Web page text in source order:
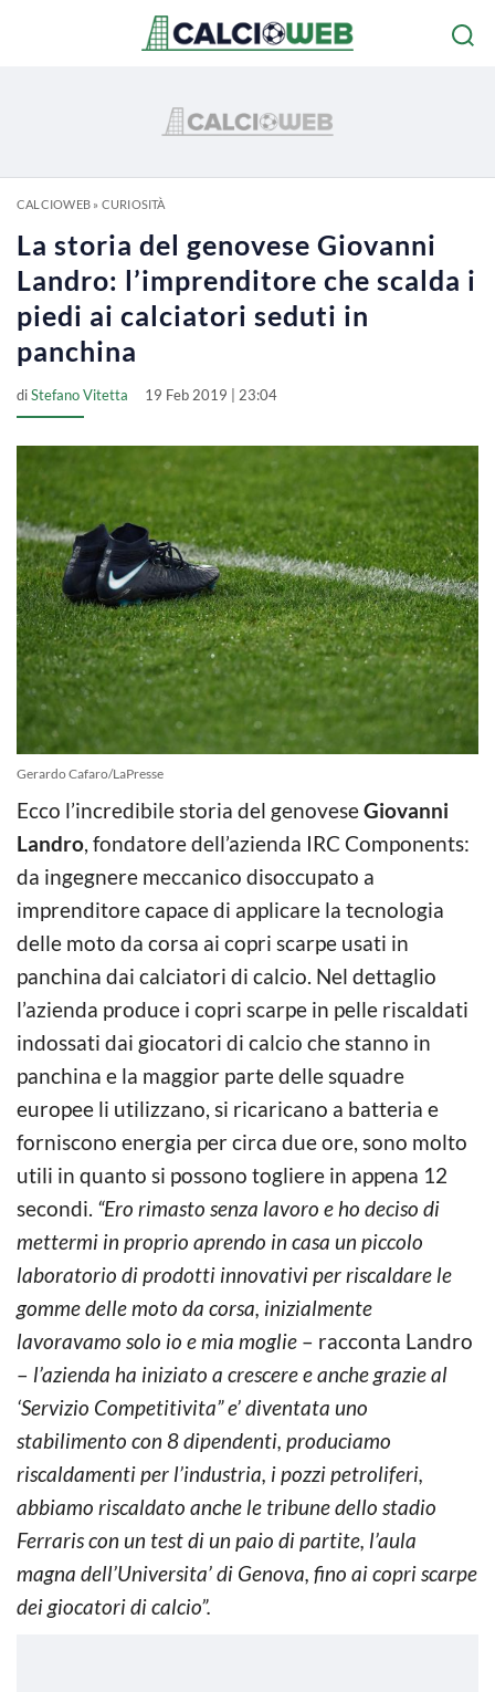
CALCIOWEB» CURIOSITÀ
La storia del genovese Giovanni
Landro: l’imprenditore che scalda i
piedi ai calciatori seduti in
panchina
diStefano Vitetta 19 Feb 2019 | 23:04
Gerardo Cafaro/LaPresse
Ecco l’incredibile storia del genoveseGiovanni
Landro, fondatore dell’azienda IRC Components:
da ingegnere meccanico disoccupato a
imprenditore capace di applicare la tecnologia
delle moto da corsa ai copri scarpe usati in
panchina dai calciatori di calcio. Nel dettaglio
l’azienda produce i copri scarpe in pelle riscaldati
indossati dai giocatori di calcio che stanno in
panchina e la maggior parte delle squadre
europee li utilizzano, si ricaricano a batteria e
forniscono energia per circa due ore, sono molto
utili in quanto si possono togliere in appena 12
secondi. “Ero rimasto senza lavoro e ho deciso di
mettermi in proprio aprendo in casa un piccolo
laboratorio di prodotti innovativi per riscaldare le
gomme delle moto da corsa, inizialmente
lavoravamo solo io e mia moglie – racconta Landro
– l’azienda ha iniziato a crescere e anche grazie al
‘Servizio Competitivita” e’ diventata uno
stabilimento con 8 dipendenti, produciamo
riscaldamenti per l’industria, i pozzi petroliferi,
abbiamo riscaldato anche le tribune dello stadio
Ferraris con un test di un paio di partite, l’aula
magna dell’Universita’ di Genova, fino ai copri scarpe
dei giocatori di calcio”.